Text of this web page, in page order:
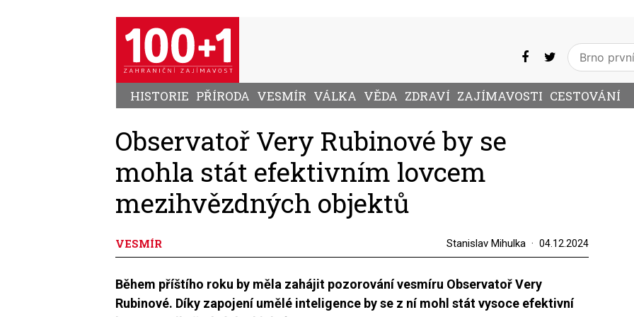
HISTORIE PŘÍRODA VESMÍR VÁLKA VĚDA ZDRAVÍ ZAJÍMAVOSTI CESTOVÁNÍ
Observatoř Very Rubinové by se
mohla stát efektivním lovcem
mezihvězdných objektů
VESMÍR Stanislav Mihulka 04.12.2024
Během příštího roku by měla zahájit pozorování vesmíru Observatoř Very
Rubinové. Díky zapojení umělé inteligence by se z ní mohl stát vysoce efektivní